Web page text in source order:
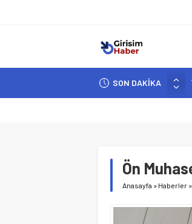
SON DAKİKA
Ön
Anasayfa » Haberler »